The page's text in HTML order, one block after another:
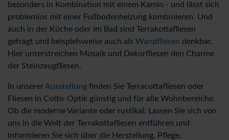
besonders in Kombination mit einem Kamin - und lässt sich
problemlos mit einer Fußbodenheizung kombinieren. Und
auch in der Küche oder im Bad sind Terrakottafliesen
gefragt und beispielsweise auch als Wandfliesen denkbar.
Hier unterstreichen Mosaik und Dekorfliesen den Charme
der Steinzeugfliesen.
In unserer Ausstellung finden Sie Terracottafliesen oder
Fliesen in Cotto-Optik günstig und für alle Wohnbereiche.
Ob die moderne Variante oder rustikal: Lassen Sie sich von
uns in die Welt der Terrakottafliesen entführen und
informieren Sie sich über die Herstellung, Pflege,